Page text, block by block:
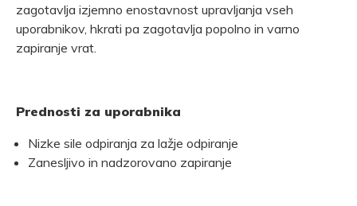
zagotavlja izjemno enostavnost upravljanja vseh
uporabnikov, hkrati pa zagotavlja popolno in varno
zapiranje vrat.
Prednosti za uporabnika
Nizke sile odpiranja za lažje odpiranje
Zanesljivo in nadzorovano zapiranje